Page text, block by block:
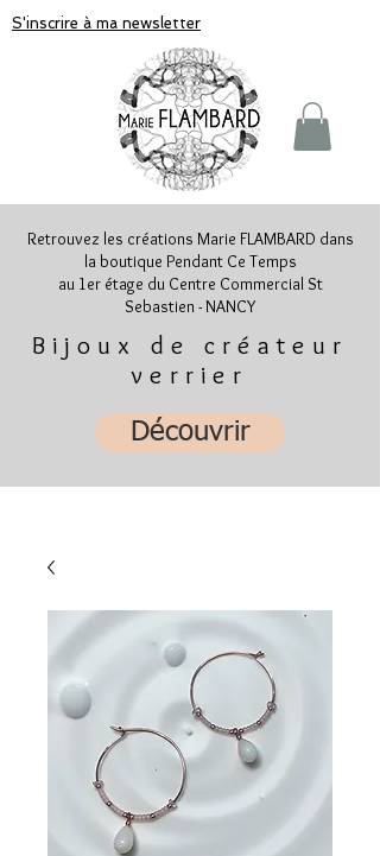
S'inscrire à ma newsletter
Retrouvez les créations Marie FLAMBARD dans
la boutique Pendant Ce Temps
au 1er étage du Centre Commercial St
Sebastien - NANCY
Bijoux de créateur
verrier
Découvrir